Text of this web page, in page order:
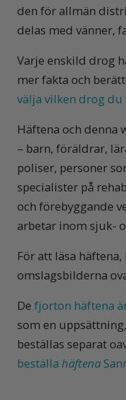
den för allmän
delas med vänner,
Varje enskild drog
mer fakta och
välja vilken drog du
Häftena och denna
– barn, föräldrar,
poliser, personer
specialister på
och förebyggande
arbetar inom sjuk-
För att läsa häftena,
omslagsbilderna
De fjorton häftena
som en
beställas separat
beställa häftena